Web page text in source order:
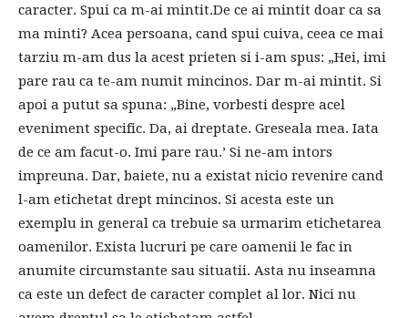
caracter. Spui ca m-ai mintit.De ce ai mintit doar ca sa
ma minti? Acea persoana, cand spui cuiva, ceea ce mai
tarziu m-am dus la acest prieten si i-am spus: „Hei, imi
pare rau ca te-am numit mincinos. Dar m-ai mintit. Si
apoi a putut sa spuna: „Bine, vorbesti despre acel
eveniment specific. Da, ai dreptate. Greseala mea. Iata
de ce am facut-o. Imi pare rau.’ Si ne-am intors
impreuna. Dar, baiete, nu a existat nicio revenire cand
l-am etichetat drept mincinos. Si acesta este un
exemplu in general ca trebuie sa urmarim etichetarea
oamenilor. Exista lucruri pe care oamenii le fac in
anumite circumstante sau situatii. Asta nu inseamna
ca este un defect de caracter complet al lor. Nici nu